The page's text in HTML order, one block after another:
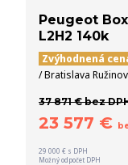
Peugeot
L2H2 140k
Zvýhodnená
/ Bratislava Ružinov
37 871 € bez
23 577 €
29 000 € s DPH
Možný odpočet DPH